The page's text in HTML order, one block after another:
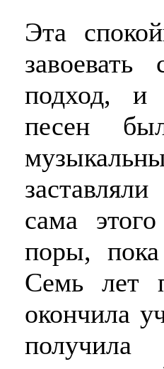
Эта
подход, и
песен
сама
поры,
Семь лет
окончила